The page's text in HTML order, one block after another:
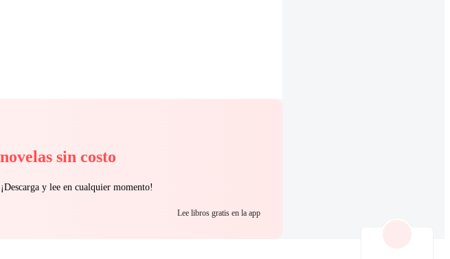
sin costo
y lee en cualquier momento!
Lee libros gratis en la app